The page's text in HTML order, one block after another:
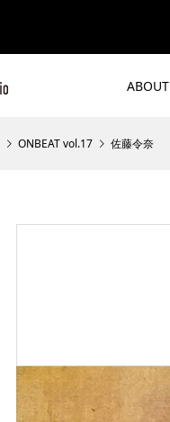
ABOUT
ONBEAT vol.17 佐藤令奈